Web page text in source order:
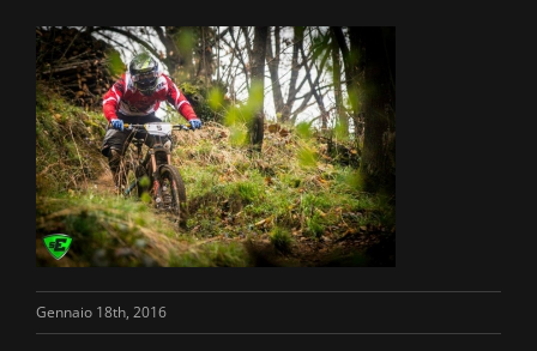
Gennaio 18th, 2016